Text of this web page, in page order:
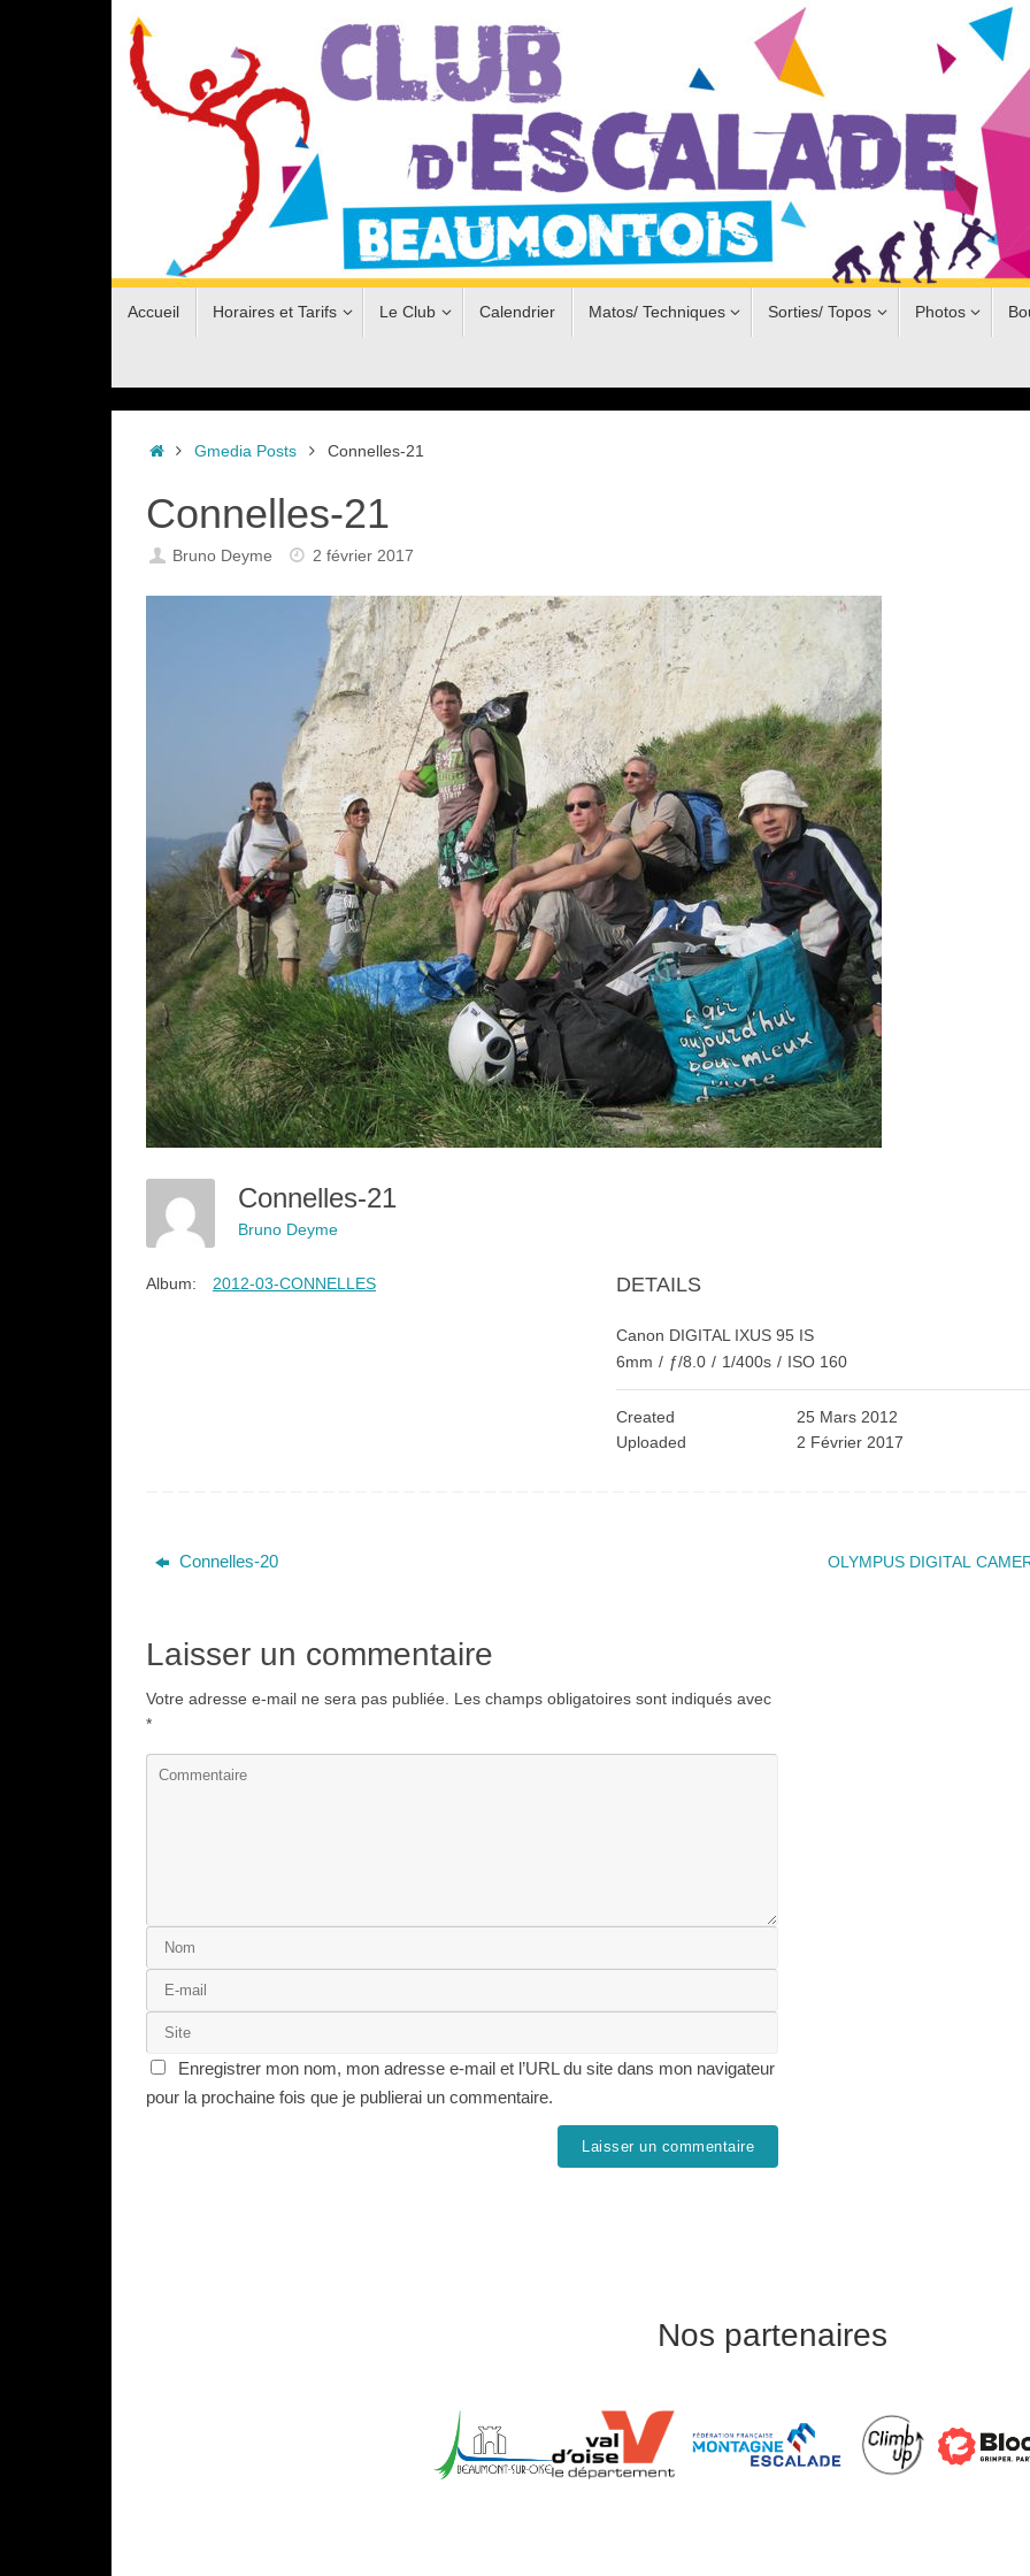
au
Accueil Horaires et Tarifs Le Club Calendrier Matos/ Techniques Sorties/ Topos Photos
Accueil
Gmedia Posts Connelles-21
Connelles-21
Bruno Deyme 2 février 2017
Connelles-21
Bruno Deyme
Album: 2012-03-CONNELLES DETAILS
Canon DIGITAL IXUS 95 IS
6mm / ƒ/8.0 / 1/400s / ISO 160
Created
25 Mars 2012
Uploaded
2 Février 2017
Connelles-20 OLYMPUS DIGITAL
Laisser un commentaire
Votre adresse e-mail ne sera pas publiée. Les champs obligatoires sont indiqués avec
*
Enregistrer mon nom, mon adresse e-mail et l’URL du site dans mon navigateur
pour la prochaine fois que je publierai un commentaire.
Nos partenaires